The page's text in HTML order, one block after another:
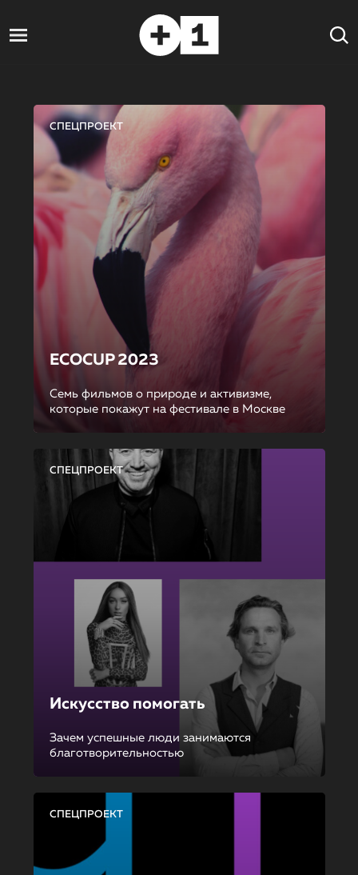
СПЕЦПРОЕКТ
ECOCUP 2023
Семь фильмов о природе и активизме,
которые покажут на фестивале в Москве
СПЕЦПРОЕКТ
Искусство помогать
Зачем успешные люди занимаются
благотворительностью
СПЕЦПРОЕКТ